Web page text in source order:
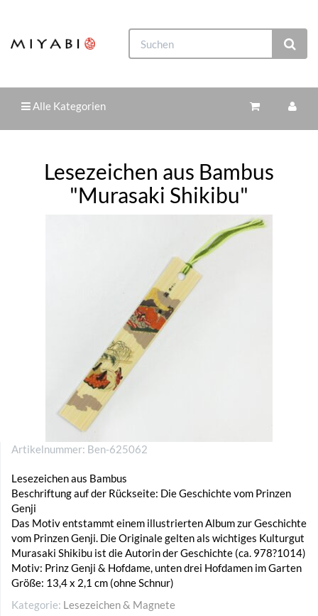
Alle Kategorien
Lesezeichen aus Bambus
"Murasaki Shikibu"
Artikelnummer: Ben-625062
Lesezeichen aus Bambus
Beschriftung auf der Rückseite: Die Geschichte vom Prinzen
Genji
Das Motiv entstammt einem illustrierten Album zur Geschichte
vom Prinzen Genji. Die Originale gelten als wichtiges Kulturgut
Murasaki Shikibu ist die Autorin der Geschichte (ca. 978?1014)
Motiv: Prinz Genji & Hofdame, unten drei Hofdamen im Garten
Größe: 13,4 x 2,1 cm (ohne Schnur)
Kategorie: Lesezeichen & Magnete